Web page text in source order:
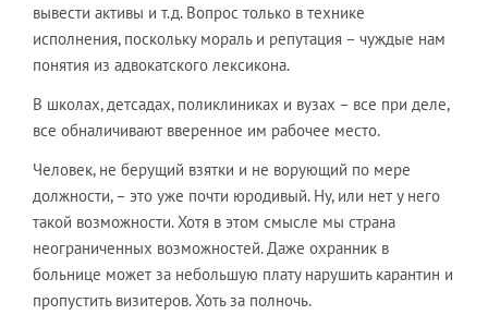
вывести активы и т.д. Вопрос только в технике
исполнения, поскольку мораль и репутация – чуждые нам
понятия из адвокатского лексикона.
В школах, детсадах, поликлиниках и вузах – все при деле,
все обналичивают вверенное им рабочее место.
Человек, не берущий взятки и не ворующий по мере
должности, – это уже почти юродивый. Ну, или нет у него
такой возможности. Хотя в этом смысле мы страна
неограниченных возможностей. Даже охранник в
больнице может за небольшую плату нарушить карантин и
пропустить визитеров. Хоть за полночь.